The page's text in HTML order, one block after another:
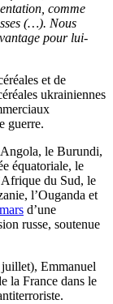
comme
(…). Nous
pour lui-
et de
ukrainiennes
guerre.
le Burundi,
équatoriale, le
du Sud, le
l’Ouganda et
d’une
russe, soutenue
Emmanuel
la France dans le